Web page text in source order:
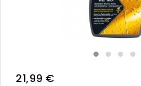
21,99 €